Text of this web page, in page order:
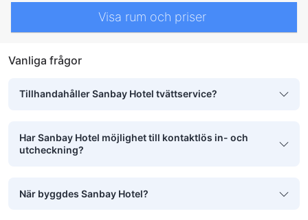
Visa rum och priser
Vanliga frågor
Tillhandahåller Sanbay Hotel tvättservice?
Har Sanbay Hotel möjlighet till kontaktlös in- och
utcheckning?
När byggdes Sanbay Hotel?